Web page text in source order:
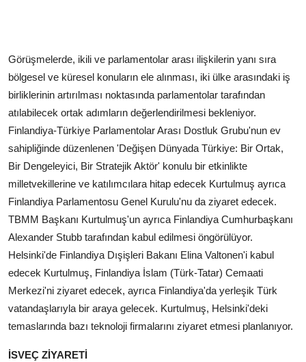
Görüşmelerde, ikili ve parlamentolar arası ilişkilerin yanı sıra
bölgesel ve küresel konuların ele alınması, iki ülke arasındaki iş
birliklerinin artırılması noktasında parlamentolar tarafından
atılabilecek ortak adımların değerlendirilmesi bekleniyor.
Finlandiya-Türkiye Parlamentolar Arası Dostluk Grubu'nun ev
sahipliğinde düzenlenen 'Değişen Dünyada Türkiye: Bir Ortak,
Bir Dengeleyici, Bir Stratejik Aktör' konulu bir etkinlikte
milletvekillerine ve katılımcılara hitap edecek Kurtulmuş ayrıca
Finlandiya Parlamentosu Genel Kurulu'nu da ziyaret edecek.
TBMM Başkanı Kurtulmuş'un ayrıca Finlandiya Cumhurbaşkanı
Alexander Stubb tarafından kabul edilmesi öngörülüyor.
Helsinki'de Finlandiya Dışişleri Bakanı Elina Valtonen'i kabul
edecek Kurtulmuş, Finlandiya İslam (Türk-Tatar) Cemaati
Merkezi'ni ziyaret edecek, ayrıca Finlandiya'da yerleşik Türk
vatandaşlarıyla bir araya gelecek. Kurtulmuş, Helsinki'deki
temaslarında bazı teknoloji firmalarını ziyaret etmesi planlanıyor.
İSVEÇ ZİYARETİ